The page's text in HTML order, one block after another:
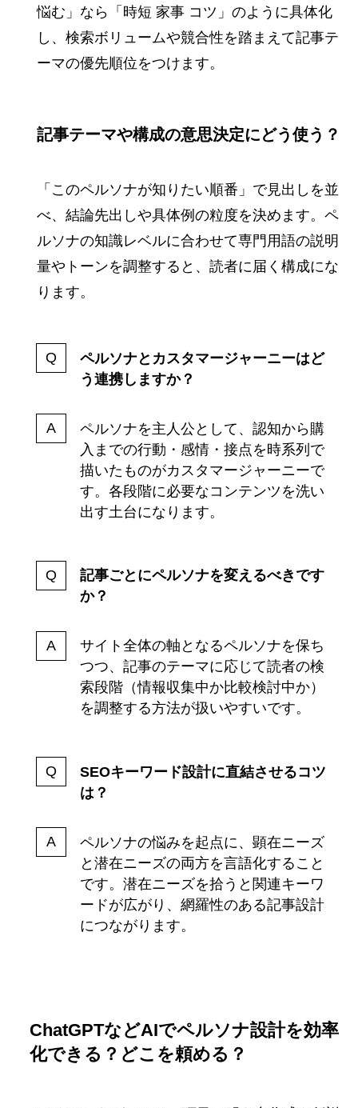
悩む」なら「時短 家事 コツ」のように具体化
し、検索ボリュームや競合性を踏まえて記事テ
ーマの優先順位をつけます。
記事テーマや構成の意思決定にどう使う？
「このペルソナが知りたい順番」で見出しを並
べ、結論先出しや具体例の粒度を決めます。ペ
ルソナの知識レベルに合わせて専門用語の説明
量やトーンを調整すると、読者に届く構成にな
ります。
ペルソナとカスタマージャーニーはど
う連携しますか？
ペルソナを主人公として、認知から購
入までの行動・感情・接点を時系列で
描いたものがカスタマージャーニーで
す。各段階に必要なコンテンツを洗い
出す土台になります。
記事ごとにペルソナを変えるべきです
か？
サイト全体の軸となるペルソナを保ち
つつ、記事のテーマに応じて読者の検
索段階（情報収集中か比較検討中か）
を調整する方法が扱いやすいです。
SEOキーワード設計に直結させるコツ
は？
ペルソナの悩みを起点に、顕在ニーズ
と潜在ニーズの両方を言語化すること
です。潜在ニーズを拾うと関連キーワ
ードが広がり、網羅性のある記事設計
につながります。
ChatGPTなどAIでペルソナ設計を効率
化できる？どこを頼める？